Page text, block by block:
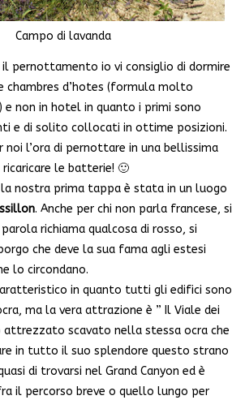
Campo di lavanda
il pernottamento io vi consiglio di dormire
chambres d’hotes (formula molto
e non in hotel in quanto i primi sono
e di solito collocati in ottime posizioni.
noi l’ora di pernottare in una bellissima
ricaricare le batterie! 🙂
la nostra prima tappa è stata in un luogo
. Anche per chi non parla francese, si
richiama qualcosa di rosso, si
che deve la sua fama agli estesi
lo circondano.
in quanto tutti gli edifici sono
ma la vera attrazione è ” Il Viale dei
attrezzato scavato nella stessa ocra che
in tutto il suo splendore questo strano
di trovarsi nel Grand Canyon ed è
il percorso breve o quello lungo per